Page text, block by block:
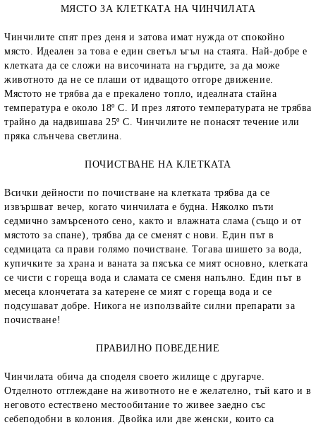
МЯСТО ЗА КЛЕТКАТА НА ЧИНЧИЛАТА
Чинчилите спят през деня и затова имат нужда от спокойно
място. Идеален за това е един светъл ъгъл на стаята. Най-добре е
клетката да се сложи на височината на гърдите, за да може
животното да не се плаши от идващото отгоре движение.
Мястото не трябва да е прекалено топло, идеалната стайна
температура е около 18º С. И през лятото температурата не трябва
трайно да надвишава 25º С. Чинчилите не понасят течение или
пряка слънчева светлина.
ПОЧИСТВАНЕ НА КЛЕТКАТА
Всички дейности по почистване на клетката трябва да се
извършват вечер, когато чинчилата е будна. Няколко пъти
седмично замърсеното сено, както и влажната слама (също и от
мястото за спане), трябва да се сменят с нови. Един път в
седмицата са прави голямо почистване. Тогава шишето за вода,
купичките за храна и ваната за пясъка се мият основно, клетката
се чисти с гореща вода и сламата се сменя напълно. Един път в
месеца клончетата за катерене се мият с гореща вода и се
подсушават добре. Никога не използвайте силни препарати за
почистване!
ПРАВИЛНО ПОВЕДЕНИЕ
Чинчилата обича да споделя своето жилище с другарче.
Отделното отглеждане на животното не е желателно, тъй като и в
неговото естествено местообитание то живее заедно със
себеподобни в колония. Двойка или две женски, които са